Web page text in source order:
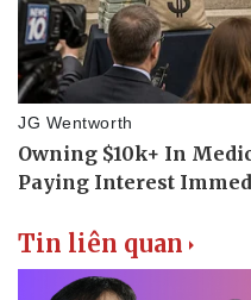
Tin liên quan